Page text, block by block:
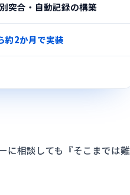
突合・自動記録の構築
約2か月で実装
に相談しても『そこまでは難